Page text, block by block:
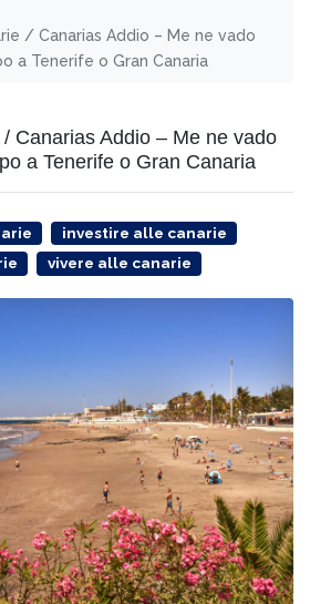
/ Canarias Addio – Me ne vado
a Tenerife o Gran Canaria
Canarias Addio – Me ne vado
a Tenerife o Gran Canaria
investire alle canarie
vivere alle canarie